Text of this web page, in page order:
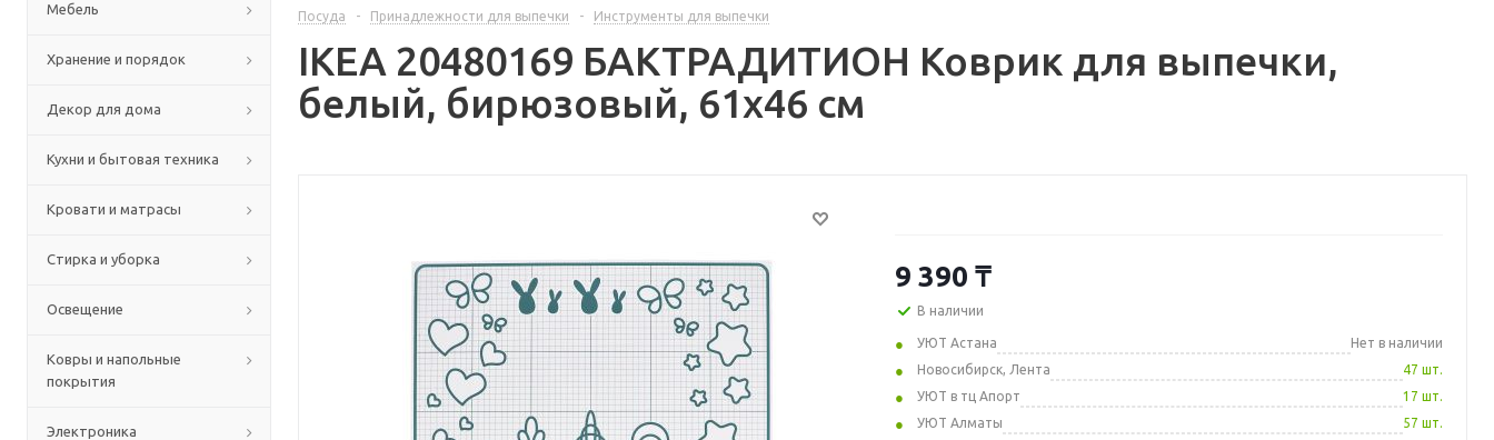
Мебель
Хранение и порядок
Декор для дома
Кухни и бытовая техника
Кровати и матрасы
Стирка и уборка
Освещение
Ковры и напольные
покрытия
Электроника
Посуда - Принадлежности для выпечки - Инструменты для выпечки
IKEA 20480169 БАКТРАДИТИОН Коврик для выпечки,
белый, бирюзовый, 61x46 см
9 390 ₸
В наличии
УЮТ Астана
Нет в наличии
Новосибирск, Лента
47 шт.
УЮТ в тц Апорт
17 шт.
УЮТ Алматы
57 шт.